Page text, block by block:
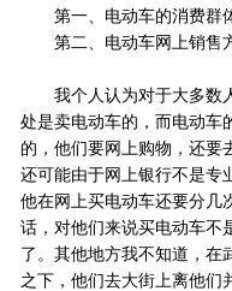
第一、电动车的消费群
第二、电动车网上销售
我个人认为对于大多数人
处是卖电动车的，而电动车
的，他们要网上购物，还要
还可能由于网上银行不是专
他在网上买电动车还要分几
话，对他们来说买电动车不
了。其他地方我不知道，在
之下，他们去大街上离他们